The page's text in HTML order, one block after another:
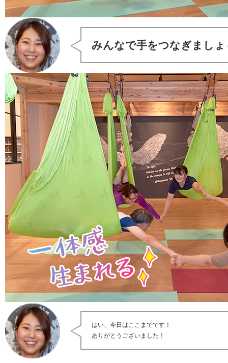
みんなで手をつなぎましょ
はい、今日はここまでです！
ありがとうございました！